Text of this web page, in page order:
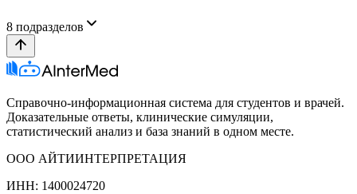
8 подразделов
Справочно-информационная система для студентов и врачей.
Доказательные ответы, клинические симуляции,
статистический анализ и база знаний в одном месте.
ООО АЙТИИНТЕРПРЕТАЦИЯ
ИНН: 1400024720